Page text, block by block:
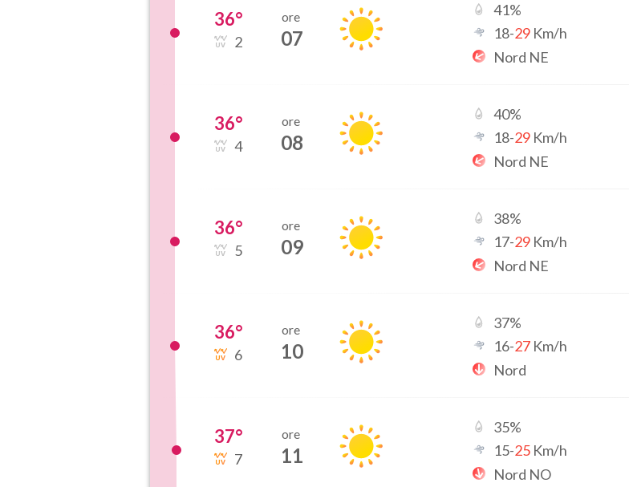
36°
2
ore
07
41%
18-29 Km/h
Nord NE
36°
4
ore
08
40%
18-29 Km/h
Nord NE
36°
5
ore
09
38%
17-29 Km/h
Nord NE
36°
6
ore
10
37%
16-27 Km/h
Nord
37°
7
ore
11
35%
15-25 Km/h
Nord NO